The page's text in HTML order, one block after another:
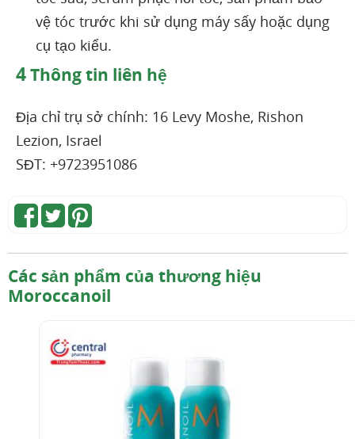
vệ tóc trước khi sử dụng máy sấy hoặc dụng
cụ tạo kiểu.
4Thông tin liên hệ
Địa chỉ trụ sở chính: 16 Levy Moshe, Rishon
Lezion, Israel
SĐT: +9723951086
Các sản phẩm của thương hiệu
Moroccanoil